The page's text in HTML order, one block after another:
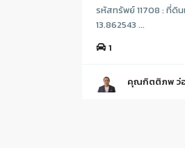
รหัสทรัพย์ 11708 : ที่ดิ
13.862543 ...
1
คุณกิตติภพ ว่